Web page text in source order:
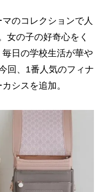
のコレクションで人
女の子の好奇心をく
日の学校生活が華や
回、1番人気のフィナ
シスを追加。